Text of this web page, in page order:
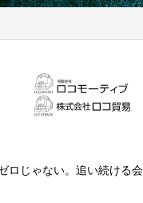
ロじゃない。追い続ける